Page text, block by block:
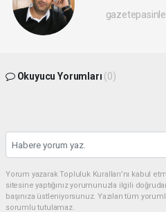
Okuyucu Yorumları (0)
Yorum yazarak Topluluk Kuralları’nı kabul
sitesine yaptığınız yorumunuzla ilgili
başınıza üstleniyorsunuz. Yazılan tüm
sorumlu tutulamaz.